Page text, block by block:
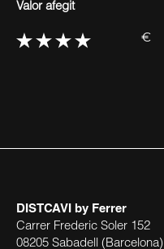
Valor afegit
€
DISTCAVI by Ferrer
Carrer Frederic Soler 152
08205 Sabadell (Barcelona)